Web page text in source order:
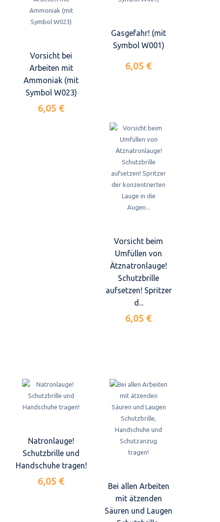
Vorsicht bei
Arbeiten mit
Ammoniak (mit
Symbol W023)
6,05 €
Gasgefahr! (mit
Symbol W001)
6,05 €
Vorsicht beim
Umfüllen von
Ätznatronlauge!
Schutzbrille
aufsetzen! Spritzer
d...
6,05 €
Natronlauge!
Schutzbrille und
Handschuhe tragen!
6,05 €
Bei allen Arbeiten
mit ätzenden
Säuren und Laugen